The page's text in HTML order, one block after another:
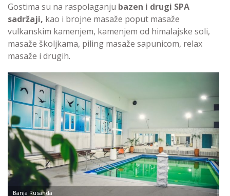
Gostima su na raspolaganju bazen i drugi SPA
sadržaji, kao i brojne masaže poput masaže
vulkanskim kamenjem, kamenjem od himalajske soli,
masaže školjkama, piling masaže sapunicom, relax
masaže i drugih.
Banja Rusanda